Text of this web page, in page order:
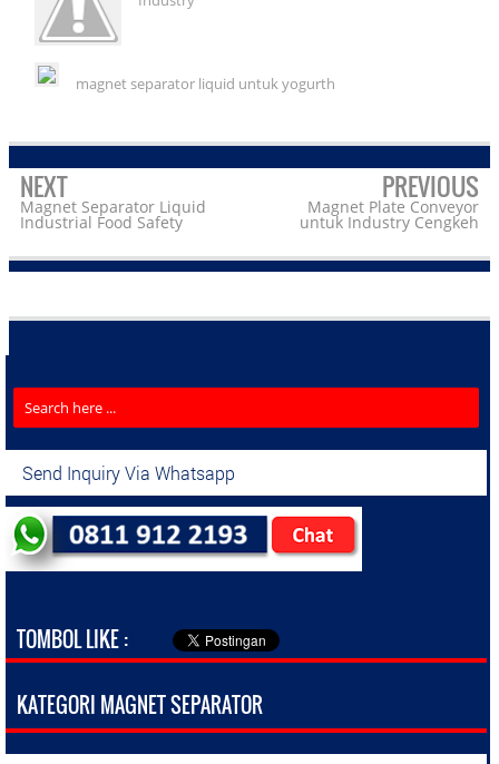
magnet separator liquid untuk yogurth
NEXT
Magnet Separator Liquid
Industrial Food Safety
PREVIOUS
Magnet Plate Conveyor
untuk Industry Cengkeh
Send Inquiry Via Whatsapp
TOMBOL LIKE :
KATEGORI MAGNET SEPARATOR